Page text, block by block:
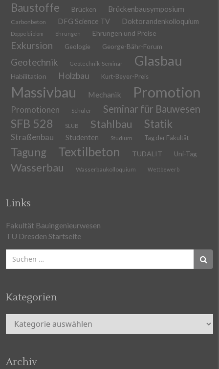
Baustoffe Brücken Brückenbausymposium
Carbonbeton DFG Science TV Doktorandenkolloquium
Doppeldiplom Ehrungen Ehrungen und Preise
Exkursion Geologie George-Bähr-Forum
Geotechnik Geotechnik-Seminar Glasbau
Habilitation Holzbau Kurt-Beyer-Preis
Massivbau Mechanik Promotion
Promotionen Schüler Seminar für Bauwesen
SFB 528 SLUB Stahlbau Statik
Straßenbau Studenten Studium Tag der Fakultät
Tagung Textilbeton TUDALIT Uni-Tag
Wasserbau Wasserbaukolloquium Wettbewerb
Links
Fakultät Bauingenieurwesen
TU Dresden Startseite
nach:
Kategorien
Kategorien
Archiv